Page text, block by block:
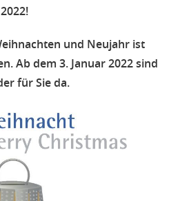
2022!
und Neujahr ist
Ab dem 3. Januar 2022 sind
für Sie da.